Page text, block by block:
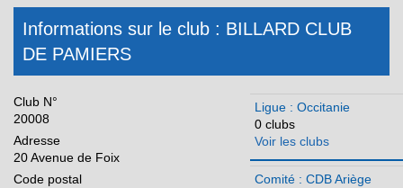
CDB Gers
CDB Hérault
CDB Lot
CDB Hautes Pyrénées
CDB Pyrénées Orientales
CDB Tarn
Informations sur le club : BILLARD CLUB
DE PAMIERS
Club N°
20008
Adresse
20 Avenue de Foix
Code postal
Ligue : Occitanie
0 clubs
Voir les clubs
Comité : CDB Ariège